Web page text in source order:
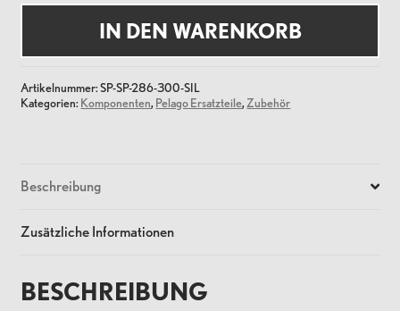
mm
mm
Silber
Menge
IN DEN WARENKORB
Artikelnummer:SP-SP-286-300-SIL
Kategorien: Komponenten, Pelago Ersatzteile, Zubehör
Beschreibung
Zusätzliche Informationen
BESCHREIBUNG